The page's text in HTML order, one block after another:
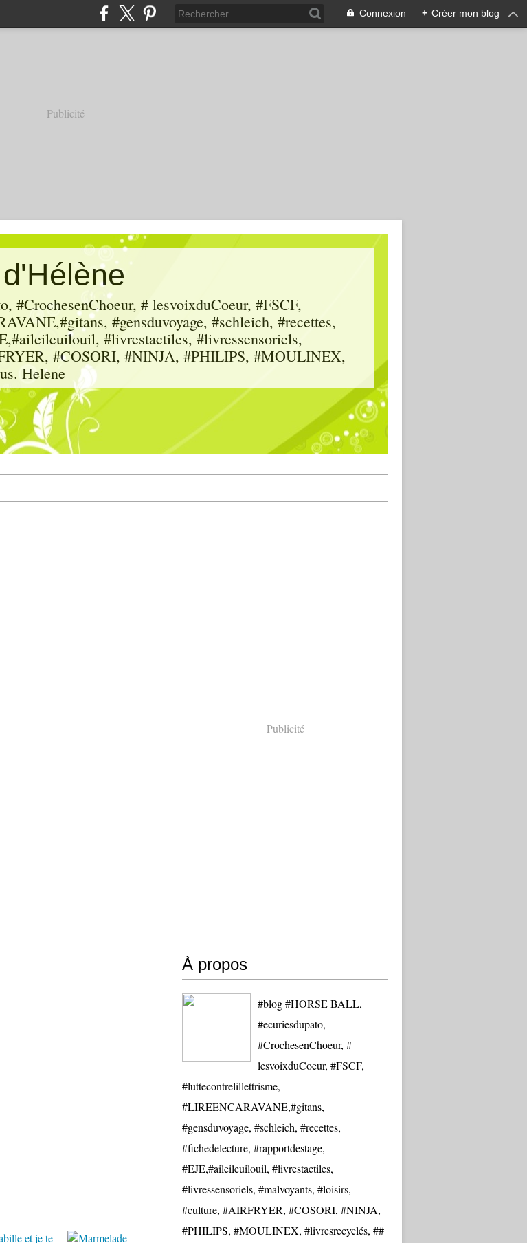
Connexion + Créer mon blog
Publicité
#CrochesenChoeur, # lesvoixduCoeur, #FSCF,
#gensduvoyage, #schleich, #recettes,
#livrestactiles, #livressensoriels,
#COSORI, #NINJA, #PHILIPS, #MOULINEX,
Helene
Publicité
À propos
#blog #HORSE BALL,
#ecuriesdupato,
#CrochesenChoeur, #
lesvoixduCoeur, #FSCF,
#luttecontrelillettrisme,
#LIREENCARAVANE,#gitans,
#gensduvoyage, #schleich, #recettes,
#fichedelecture, #rapportdestage,
#EJE,#aileileuilouil, #livrestactiles,
#livressensoriels, #malvoyants, #loisirs,
#culture, #AIRFRYER, #COSORI, #NINJA,
#PHILIPS, #MOULINEX, #livresrecyclés, ##